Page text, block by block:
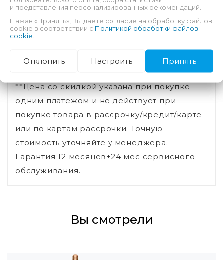
**Цена со скидкой указана при покупке
одним платежом и не действует при
покупке товара в рассрочку/кредит/карте
или по картам рассрочки. Точную
стоимость уточняйте у менеджера.
Гарантия 12 месяцев+24 мес сервисного
обслуживания.
Вы смотрели
и представления персонализированных рекомендаций.
Нажав «Принять», Вы даете согласие на обработку файлов
cookie в соответствии с Политикой обработки файлов
cookie
Отклонить Настроить Принять